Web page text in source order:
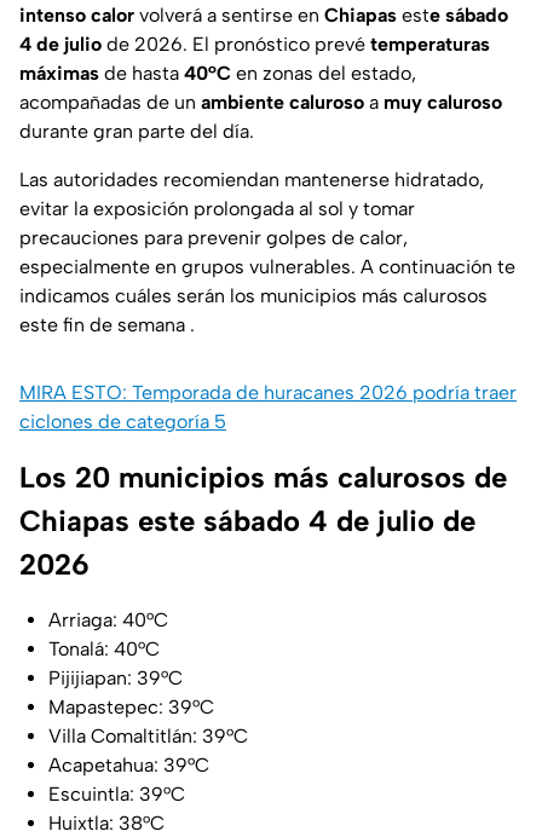
intenso calor volverá a sentirse en Chiapas este sábado
4 de julio de 2026. El pronóstico prevé temperaturas
máximas de hasta 40°C en zonas del estado,
acompañadas de un ambiente caluroso a muy caluroso
durante gran parte del día.
Las autoridades recomiendan mantenerse hidratado,
evitar la exposición prolongada al sol y tomar
precauciones para prevenir golpes de calor,
especialmente en grupos vulnerables. A continuación te
indicamos cuáles serán los municipios más calurosos
este fin de semana .
MIRA ESTO: Temporada de huracanes 2026 podría traer
ciclones de categoría 5
Los 20 municipios más calurosos de
Chiapas este sábado 4 de julio de
2026
Arriaga: 40°C
Tonalá: 40°C
Pijijiapan: 39°C
Mapastepec: 39°C
Villa Comaltitlán: 39°C
Acapetahua: 39°C
Escuintla: 39°C
Huixtla: 38°C